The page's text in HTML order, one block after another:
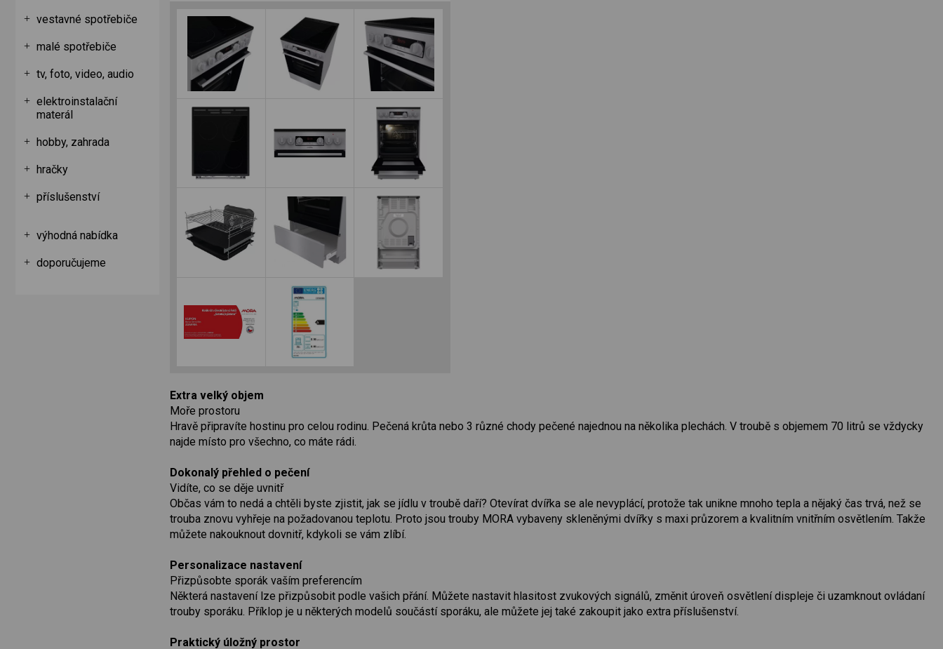
Extra velký objem
Moře prostoru
Hravě připravíte hostinu pro celou rodinu. Pečená krůta nebo 3 různé chody pečené najednou na několika plechách. V troubě s objemem 70 litrů se vždycky
najde místo pro všechno, co máte rádi.
Dokonalý přehled o pečení
Vidíte, co se děje uvnitř
Občas vám to nedá a chtěli byste zjistit, jak se jídlu v troubě daří? Otevírat dvířka se ale nevyplácí, protože tak unikne mnoho tepla a nějaký čas trvá, než se
trouba znovu vyhřeje na požadovanou teplotu. Proto jsou trouby MORA vybaveny skleněnými dvířky s maxi průzorem a kvalitním vnitřním osvětlením. Takže
můžete nakouknout dovnitř, kdykoli se vám zlíbí.
Personalizace nastavení
Přizpůsobte sporák vaším preferencím
Některá nastavení lze přizpůsobit podle vašich přání. Můžete nastavit hlasitost zvukových signálů, změnit úroveň osvětlení displeje či uzamknout ovládaní
trouby sporáku. Příklop je u některých modelů součástí sporáku, ale můžete jej také zakoupit jako extra příslušenství.
Praktický úložný prostor
vestavné spotřebiče
malé spotřebiče
tv, foto, video, audio
elektroinstalační
materál
hobby, zahrada
hračky
příslušenství
výhodná nabídka
doporučujeme